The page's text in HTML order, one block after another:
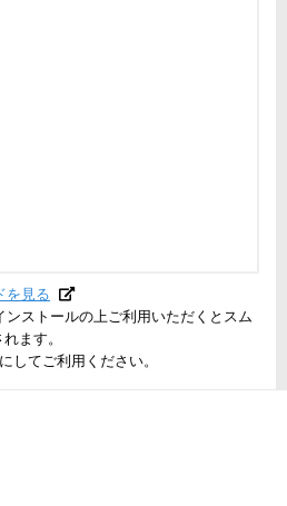
を見る
ストールの上ご利用いただくとスム
ます。
してご利用ください。